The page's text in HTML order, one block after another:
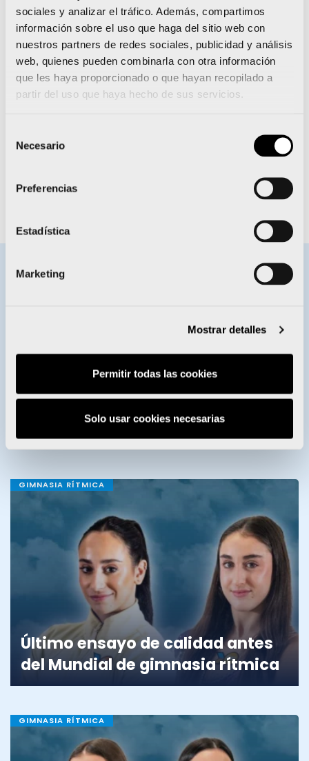
sociales y analizar el tráfico. Además, compartimos
información sobre el uso que haga del sitio web con
nuestros partners de redes sociales, publicidad y análisis
web, quienes pueden combinarla con otra información
que les haya proporcionado o que hayan recopilado a
partir del uso que haya hecho de sus servicios.
Necesario
Preferencias
Estadística
Marketing
Mostrar detalles
Permitir todas las cookies
Solo usar cookies necesarias
ese escenario, a esa esperanza, a esa ilusión, se
aferra para seguir superando obstáculos.
Días de competición:
Miércoles 14, jornada de clasificación con dos
aparatos, aro y pelota. Ese mismo día, las 8
Jueves 15, jornada de clasificación con dos
aparatos, mazas y cinta. Ese mismo día, las 8
Sábado 17, jornada de la final del all around
BECAS ENERVIT
deportistas del Proyecto FER
GIMNASIA RÍTMICA
Último ensayo de calidad antes
del Mundial de gimnasia rítmica
GIMNASIA RÍTMICA